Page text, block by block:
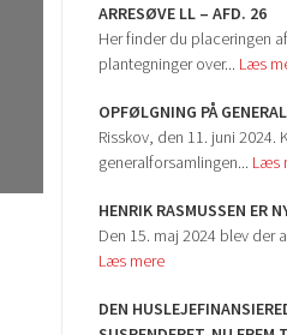
ARRESØVE LL – AFD. 26
Her finder du placeringen
plantegninger over... Læs
OPFØLGNING PÅ
Risskov, den 11. juni 2024.
generalforsamlingen... Læs
HENRIK RASMUSSEN ER
Den 15. maj 2024 blev der
Læs mere
DEN